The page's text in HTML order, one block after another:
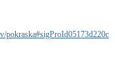
pokraska#sigProId05173d220c